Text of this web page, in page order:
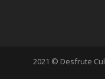
2021 © Desfrute